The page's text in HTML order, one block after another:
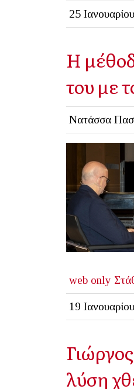
25
Η
του με
Νατάσσα
web only
19
λύση